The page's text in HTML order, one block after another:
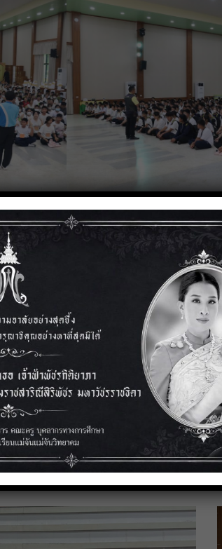
คณะผู้บริหาร คณะ
บริหารเเละคณะ
ชลบุรี ที่เดินทางมาส่ง